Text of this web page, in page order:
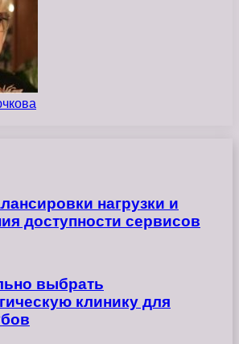
нагрузки и
доступности сервисов
выбрать
клинику для